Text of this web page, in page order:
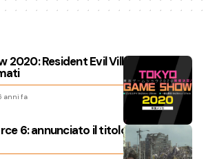
2020: Resident Evil Village e molti
anni fa
6: annunciato il titolo in uscita nel